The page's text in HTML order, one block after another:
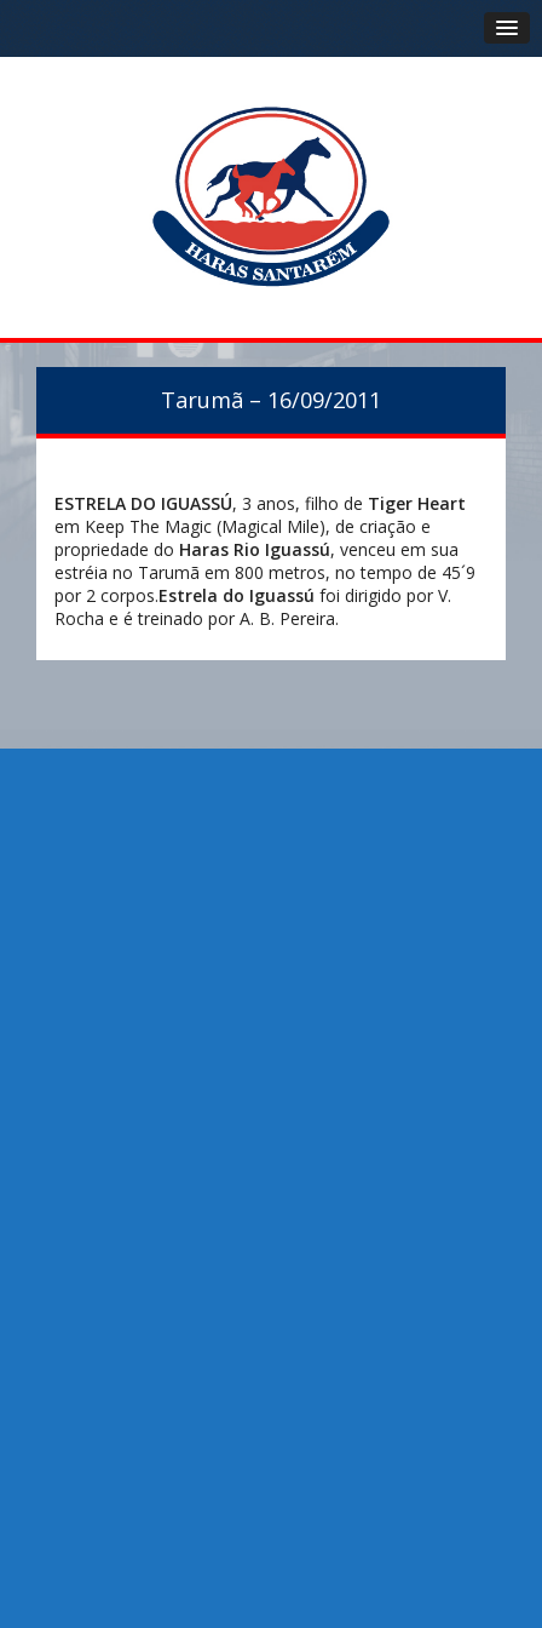
Tarumã – 16/09/2011
ESTRELA DO IGUASSÚ, 3 anos, filho de Tiger Heart
em Keep The Magic (Magical Mile), de criação e
propriedade do Haras Rio Iguassú, venceu em sua
estréia no Tarumã em 800 metros, no tempo de 45´9
por 2 corpos.Estrela do Iguassú foi dirigido por V.
Rocha e é treinado por A. B. Pereira.